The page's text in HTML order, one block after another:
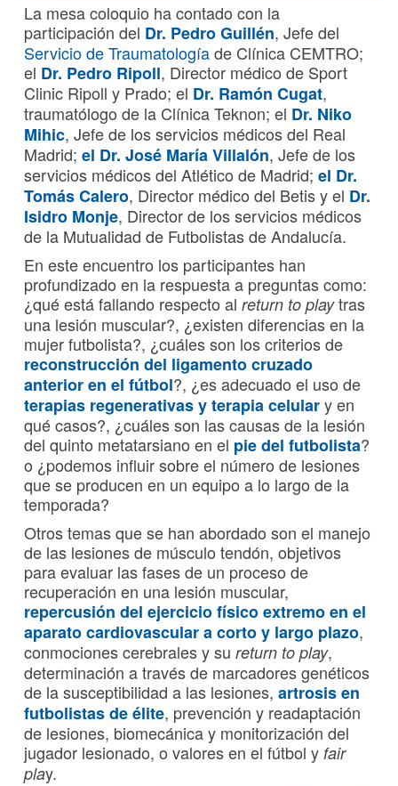
La mesa coloquio ha contado con la
participación del Dr. Pedro Guillén, Jefe del
Servicio de Traumatologíade Clínica CEMTRO;
el Dr. Pedro Ripoll, Director médico de Sport
Clinic Ripoll y Prado; el Dr. Ramón Cugat,
traumatólogo de la Clínica Teknon; el Dr. Niko
Mihic, Jefe de los servicios médicos del Real
Madrid; el Dr. José María Villalón, Jefe de los
servicios médicos del Atlético de Madrid; el Dr.
Tomás Calero, Director médico del Betis y el Dr.
Isidro Monje, Director de los servicios médicos
de la Mutualidad de Futbolistas de Andalucía.
En este encuentro los participantes han
profundizado en la respuesta a preguntas como:
¿qué está fallando respecto al return to playtras
una lesión muscular?, ¿existen diferencias en la
mujer futbolista?, ¿cuáles son los criterios de
reconstrucción del ligamento cruzado
anterior en el fútbol?, ¿es adecuado el uso de
terapias regenerativas y terapia celulary en
qué casos?, ¿cuáles son las causas de la lesión
del quinto metatarsiano en el pie del futbolista?
o ¿podemos influir sobre el número de lesiones
que se producen en un equipo a lo largo de la
temporada?
Otros temas que se han abordado son el manejo
de las lesiones de músculo tendón, objetivos
para evaluar las fases de un proceso de
recuperación en una lesión muscular,
repercusión del ejercicio físico extremo en el
aparato cardiovascular a corto y largo plazo,
conmociones cerebrales y su return to play,
determinación a través de marcadores genéticos
de la susceptibilidad a las lesiones, artrosis en
futbolistas de élite, prevención y readaptación
de lesiones, biomecánica y monitorización del
jugador lesionado, o valores en el fútbol y fair
play.